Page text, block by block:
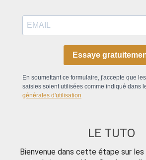
Essaye
En soumettant ce formulaire, j'accepte que
saisies soient utilisées comme indiqué dans
générales d'utilisation
LE TUTO
Bienvenue dans cette étape sur